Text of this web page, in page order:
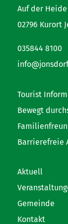
Auf der Heide
02796 Kurort
035844 8100
Tourist
Bewegt
Barrierefreie
Aktuell
Gemeinde
Kontakt